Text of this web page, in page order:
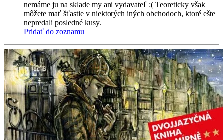
nemáme ju na sklade my ani vydavateľ :( Teoreticky však
môžete mať šťastie v niektorých iných obchodoch, ktoré ešte
nepredali posledné kusy.
Pridať do zoznamu